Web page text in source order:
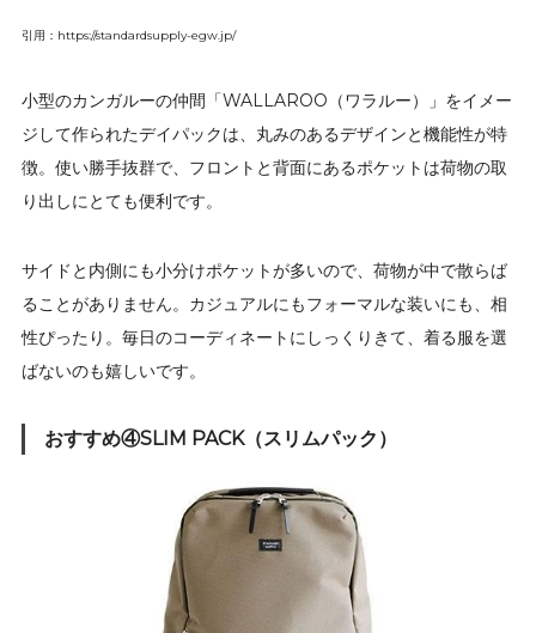
引用：https://standardsupply-egw.jp/
小型のカンガルーの仲間「WALLAROO（ワラルー）」をイメー
ジして作られたデイパックは、丸みのあるデザインと機能性が特
徴。使い勝手抜群で、フロントと背面にあるポケットは荷物の取
り出しにとても便利です。
サイドと内側にも小分けポケットが多いので、荷物が中で散らば
ることがありません。カジュアルにもフォーマルな装いにも、相
性ぴったり。毎日のコーディネートにしっくりきて、着る服を選
ばないのも嬉しいです。
おすすめ④SLIM PACK（スリムパック）